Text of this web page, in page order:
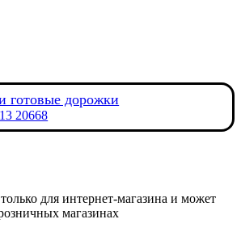
готовые дорожки
20668
для интернет-магазина и может
магазинах